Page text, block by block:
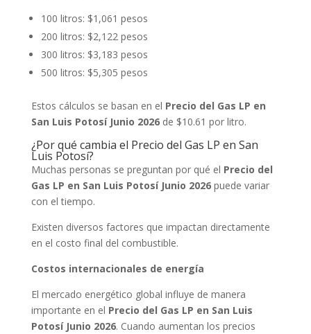
100 litros: $1,061 pesos
200 litros: $2,122 pesos
300 litros: $3,183 pesos
500 litros: $5,305 pesos
Estos cálculos se basan en el Precio del Gas LP en
San Luis Potosí Junio 2026de $10.61 por litro.
¿Por qué cambia el Precio del Gas LP en San
Luis Potosí?
Muchas personas se preguntan por qué el Precio del
Gas LP en San Luis Potosí Junio 2026puede variar
con el tiempo.
Existen diversos factores que impactan directamente
en el costo final del combustible.
Costos internacionales de energía
El mercado energético global influye de manera
importante en el Precio del Gas LP en San Luis
Potosí Junio 2026. Cuando aumentan los precios